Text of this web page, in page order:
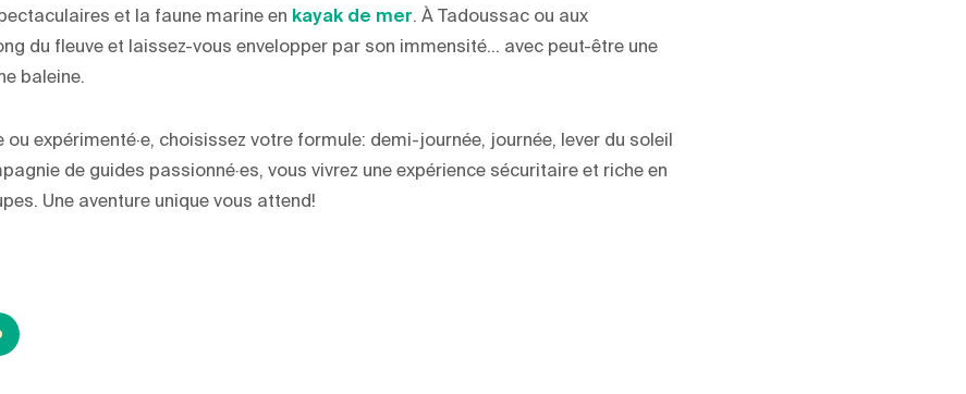
et la faune marine en kayak de mer. À Tadoussac ou aux
du fleuve et laissez-vous envelopper par son immensité… avec peut-être une
baleine.
ou expérimenté·e, choisissez votre formule: demi-journée, journée, lever du soleil
de guides passionné·es, vous vivrez une expérience sécuritaire et riche en
Une aventure unique vous attend!